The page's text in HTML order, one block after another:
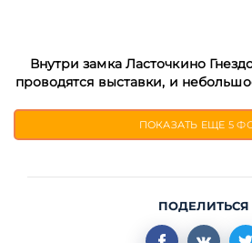
Внутри замка Ласточкино
проводятся выставки, и
ПОКАЗАТЬ ЕЩЕ 5
ПОДЕЛИТЬСЯ